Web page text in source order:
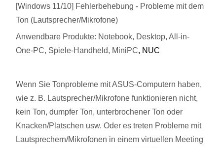
[Windows 11/10] Fehlerbehebung - Probleme mit dem
Ton (Lautsprecher/Mikrofone)
Anwendbare Produkte: Notebook, Desktop, All-in-
One-PC, Spiele-Handheld, MiniPC, NUC
Wenn Sie Tonprobleme mit ASUS-Computern haben,
wie z. B. Lautsprecher/Mikrofone funktionieren nicht,
kein Ton, dumpfer Ton, unterbrochener Ton oder
Knacken/Platschen usw. Oder es treten Probleme mit
Lautsprechern/Mikrofonen in einem virtuellen Meeting